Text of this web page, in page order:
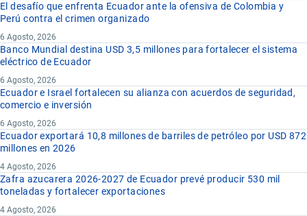
El desafío que enfrenta Ecuador ante la ofensiva de Colombia y
Perú contra el crimen organizado
6 Agosto, 2026
Banco Mundial destina USD 3,5 millones para fortalecer el sistema
eléctrico de Ecuador
6 Agosto, 2026
Ecuador e Israel fortalecen su alianza con acuerdos de seguridad,
comercio e inversión
6 Agosto, 2026
Ecuador exportará 10,8 millones de barriles de petróleo por USD 872
millones en 2026
4 Agosto, 2026
Zafra azucarera 2026-2027 de Ecuador prevé producir 530 mil
toneladas y fortalecer exportaciones
4 Agosto, 2026